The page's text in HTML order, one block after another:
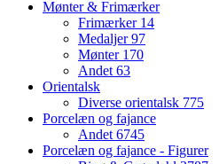
Mønter & Frimærker
Frimærker 14
Medaljer97
Mønter 170
Andet63
Orientalsk
Diverse orientalsk 775
Porcelæn og fajance
Andet6745
Porcelæn og fajance - Figurer